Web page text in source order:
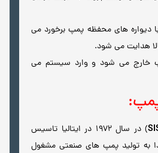
دیواره های محفظه پمپ برخورد می
هدایت می شود.
خارج می شود و وارد سیستم می
) در سال 1972 در ایتالیا تاسیس
به تولید پمپ های صنعتی مشغول